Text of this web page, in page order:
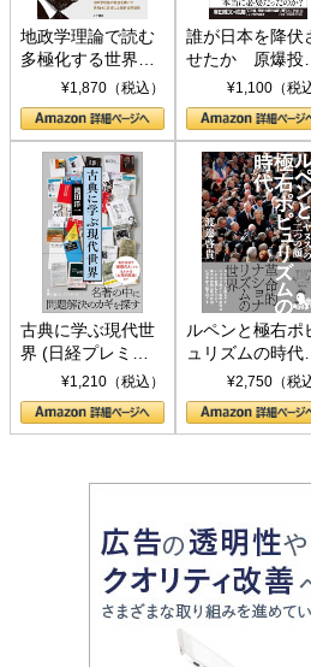
地政学理論で読む
多極化する世界：
トランプとBRICS
の挑戦
¥1,870（税込）
誰が日本を降伏
せたか 原爆投
下、ソ連参戦、
して聖断 (PHP
書)
¥1,100（税込
古典に学ぶ現代世
界 (日経プレミア
シリーズ)¥1,210（税込）
ルペンと極右ポ
ュリズムの時代：
〈ヤヌス〉の二
の顔
¥2,750（税込